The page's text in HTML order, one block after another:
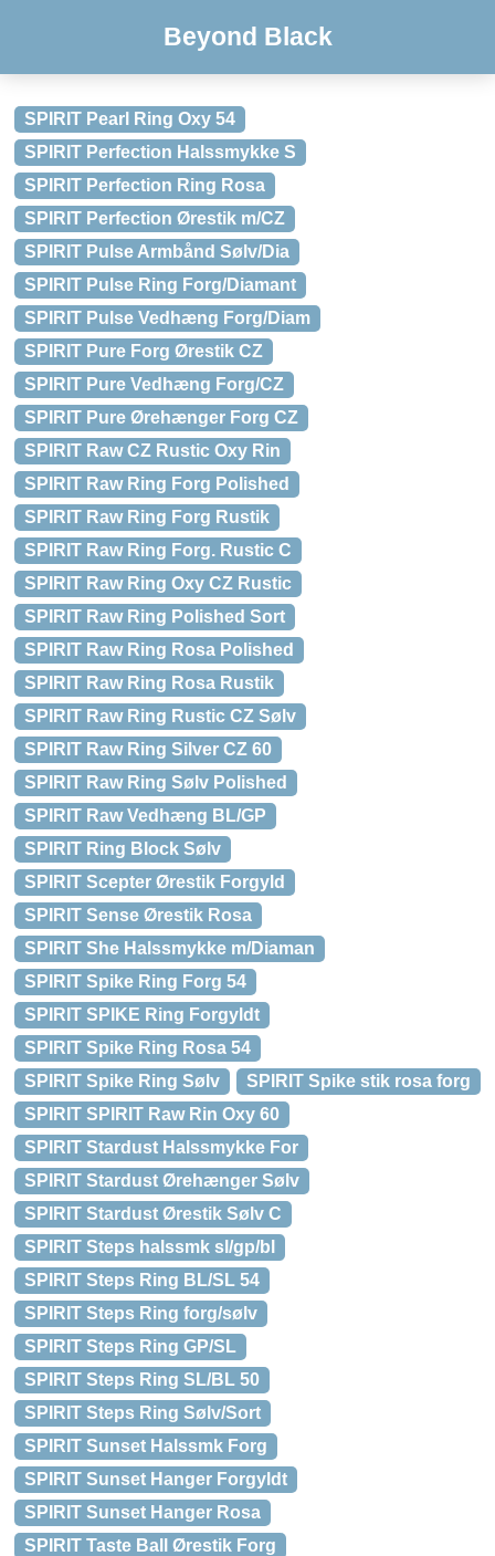
Beyond Black
SPIRIT Pearl Ring Oxy 54
SPIRIT Perfection Halssmykke S
SPIRIT Perfection Ring Rosa
SPIRIT Perfection Ørestik m/CZ
SPIRIT Pulse Armbånd Sølv/Dia
SPIRIT Pulse Ring Forg/Diamant
SPIRIT Pulse Vedhæng Forg/Diam
SPIRIT Pure Forg Ørestik CZ
SPIRIT Pure Vedhæng Forg/CZ
SPIRIT Pure Ørehænger Forg CZ
SPIRIT Raw CZ Rustic Oxy Rin
SPIRIT Raw Ring Forg Polished
SPIRIT Raw Ring Forg Rustik
SPIRIT Raw Ring Forg. Rustic C
SPIRIT Raw Ring Oxy CZ Rustic
SPIRIT Raw Ring Polished Sort
SPIRIT Raw Ring Rosa Polished
SPIRIT Raw Ring Rosa Rustik
SPIRIT Raw Ring Rustic CZ Sølv
SPIRIT Raw Ring Silver CZ 60
SPIRIT Raw Ring Sølv Polished
SPIRIT Raw Vedhæng BL/GP
SPIRIT Ring Block Sølv
SPIRIT Scepter Ørestik Forgyld
SPIRIT Sense Ørestik Rosa
SPIRIT She Halssmykke m/Diaman
SPIRIT Spike Ring Forg 54
SPIRIT SPIKE Ring Forgyldt
SPIRIT Spike Ring Rosa 54
SPIRIT Spike Ring Sølv
SPIRIT Spike stik rosa forg
SPIRIT SPIRIT Raw Rin Oxy 60
SPIRIT Stardust Halssmykke For
SPIRIT Stardust Ørehænger Sølv
SPIRIT Stardust Ørestik Sølv C
SPIRIT Steps halssmk sl/gp/bl
SPIRIT Steps Ring BL/SL 54
SPIRIT Steps Ring forg/sølv
SPIRIT Steps Ring GP/SL
SPIRIT Steps Ring SL/BL 50
SPIRIT Steps Ring Sølv/Sort
SPIRIT Sunset Halssmk Forg
SPIRIT Sunset Hanger Forgyldt
SPIRIT Sunset Hanger Rosa
SPIRIT Taste Ball Ørestik Forg